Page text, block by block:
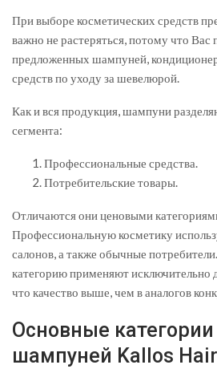
При выборе косметических средств
важно не растеряться, потому что Вас
предложенных шампуней,
средств по уходу за шевелюрой.
Как и вся продукция, шампуни
сегмента:
Профессиональные средства.
Потребительские товары.
Отличаются они ценовыми
Профессиональную косметику
салонов, а также обычные
категорию применяют исключительно
что качество выше, чем в аналогов
Основные категории
шампуней Kallos